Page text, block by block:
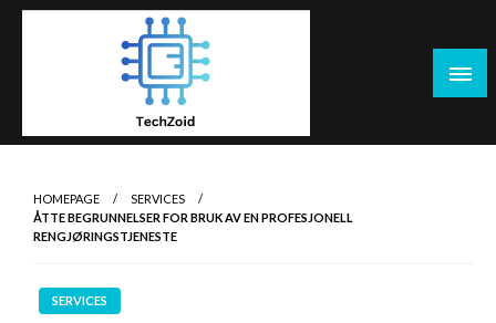
Skip
HOMEPAGE
SERVICES
ÅTTE BEGRUNNELSER FOR BRUK AV EN PROFESJONELL
RENGJØRINGSTJENESTE
SERVICES